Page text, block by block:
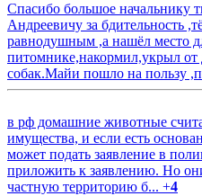
Спасибо большое
Андреевичу за бдительность
равнодушным ,а нашёл место
питомнике,накормил,укрыл от
собак.Майи пошло на пользу
в рф домашние животные
имущества, и если есть
может подать заявление в
приложить к заявлению. Но
частную территорию б... +4